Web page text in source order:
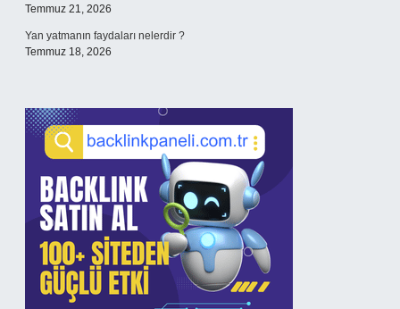
Temmuz 21, 2026
Yan yatmanın faydaları nelerdir ?
Temmuz 18, 2026